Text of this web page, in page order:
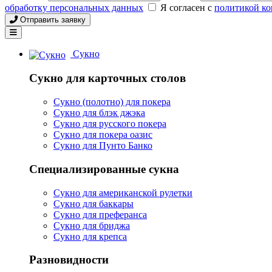
обработку персональных данных
Я согласен с политикой
Отправить заявку
Сукно
Сукно для карточных столов
Сукно (полотно) для покера
Сукно для блэк джэка
Сукно для русского покера
Сукно для покера оазис
Сукно для Пунто Банко
Специализированные сукна
Сукно для американской рулетки
Сукно для баккары
Сукно для преферанса
Сукно для бриджа
Сукно для крепса
Разновидности